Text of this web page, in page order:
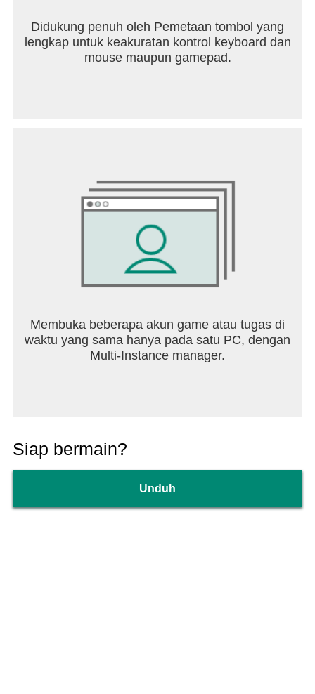
Didukung penuh oleh Pemetaan tombol yang
lengkap untuk keakuratan kontrol keyboard dan
mouse maupun gamepad.
Membuka beberapa akun game atau tugas di
waktu yang sama hanya pada satu PC, dengan
Multi-Instance manager.
Siap bermain?
Unduh